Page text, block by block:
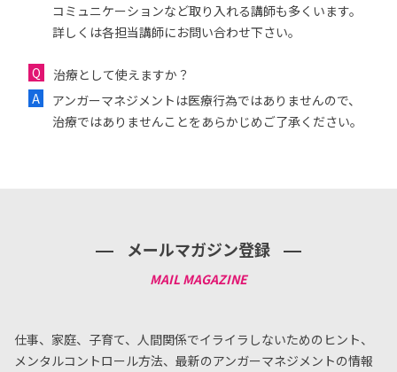
コミュニケーションなど取り入れる講師も多くいます。
詳しくは各担当講師にお問い合わせ下さい。
治療として使えますか？
アンガーマネジメントは医療行為ではありませんので、
治療ではありませんことをあらかじめご了承ください。
メールマガジン登録
仕事、家庭、子育て、人間関係でイライラしないためのヒント、
メンタルコントロール方法、 最新のアンガーマネジメントの情報